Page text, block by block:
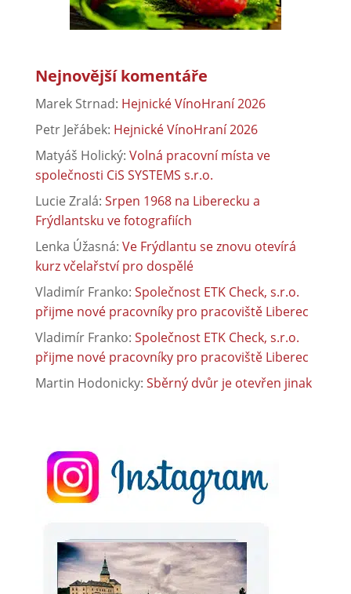
Nejnovější komentáře
Marek Strnad: Hejnické VínoHraní 2026
Petr Jeřábek: Hejnické VínoHraní 2026
Matyáš Holický: Volná pracovní místa ve
společnosti CiS SYSTEMS s.r.o.
Lucie Zralá: Srpen 1968 na Liberecku a
Frýdlantsku ve fotografiích
Lenka Úžasná: Ve Frýdlantu se znovu otevírá
kurz včelařství pro dospělé
Vladimír Franko: Společnost ETK Check, s.r.o.
přijme nové pracovníky pro pracoviště Liberec
Vladimír Franko: Společnost ETK Check, s.r.o.
přijme nové pracovníky pro pracoviště Liberec
Martin Hodonicky: Sběrný dvůr je otevřen jinak